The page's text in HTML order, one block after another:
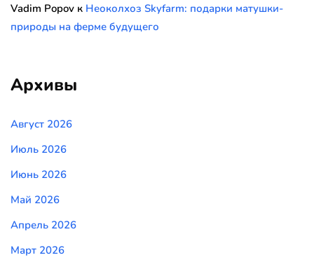
Vadim Popov к Неоколхоз Skyfarm: подарки матушки-
природы на ферме будущего
Архивы
Август 2026
Июль 2026
Июнь 2026
Май 2026
Апрель 2026
Март 2026